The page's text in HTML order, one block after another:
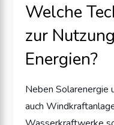
Welche
zur
Energien?
Neben Solarenergie
auch